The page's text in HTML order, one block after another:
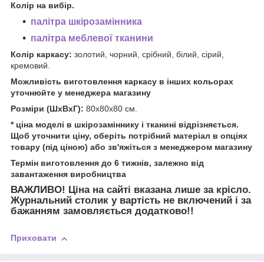
Колір на вибір.
палітра шкірозамінника
палітра меблевої тканини
Колір каркасу: золотий, чорний, срібний, білий, сірий,
кремовий.
Можливість виготовлення каркасу в інших кольорах
уточнюйте у менеджера магазину
Розміри (ШхВхГ): 80х80х80 см.
* ціна моделі в шкірозаміннику і тканині відрізняється.
Щоб уточнити ціну, оберіть потрібний матеріал в опціях
товару (під ціною) або зв'яжіться з менеджером магазину
Термін виготовлення до 6 тижнів, залежно від
завантаження виробництва
ВАЖЛИВО! Ціна на сайті вказана лише за крісло.
Журнальний столик у вартість не включений і за
бажанням замовляється додатково!!
Приховати